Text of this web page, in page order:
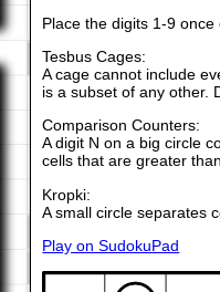
Place the digits 1-9
Tesbus Cages:
A cage cannot include
is a subset of any other.
Comparison Counters:
A digit N on a big circle
cells that are greater
Kropki:
A small circle separates
Play on SudokuPad